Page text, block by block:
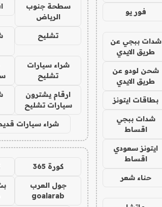
فور يو
شدات ببجي عن
طريق الايدي
شحن لودو عن
طريق الايدي
بطاقات ايتونز
شدات ببجي
اقساط
ايتونز سعودي
اقساط
حناء شعر
سطحة جنوب
الرياض
تشليح
شراء سيارات
تشليح
ارقام يشترون
سيارات تشليح
شراء سيارات
كورة 365
جول العرب
goalarab